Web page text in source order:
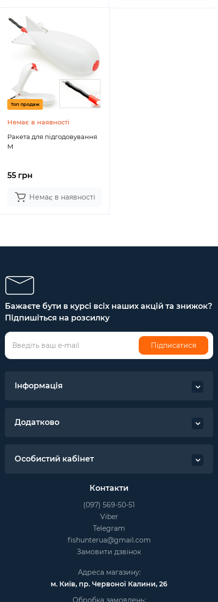
Топ продаж
Немає в наявності
Ракета для підгодовування
M
55 грн
Немає в наявності
Бажаєте бути в курсі всіх наших акцій та знижок?
Підпишіться на розсилку
Підписатися
Інформація
Додатково
Особистий кабінет
Контакти
(097) 569-50-51
Viber
Telegram
fishunterua@gmail.com
Замовити дзвінок
Адреса магазину:
м. Київ, пр. Червоної Калини, 26
Обробка замовлень: